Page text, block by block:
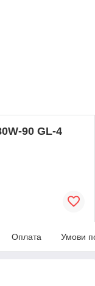
90 GL-4
Оплата Умови